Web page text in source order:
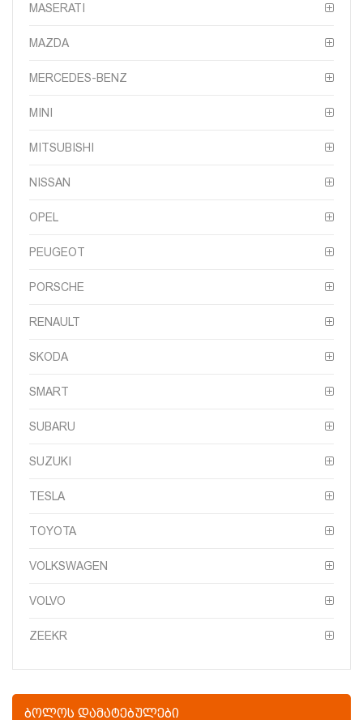
MASERATI
MAZDA
MERCEDES-BENZ
MINI
MITSUBISHI
NISSAN
OPEL
PEUGEOT
PORSCHE
RENAULT
SKODA
SMART
SUBARU
SUZUKI
TESLA
TOYOTA
VOLKSWAGEN
VOLVO
ZEEKR
ᲑᲝᲚᲝᲡ ᲓᲐᲛᲐᲢᲔᲑᲣᲚᲔᲑᲘ